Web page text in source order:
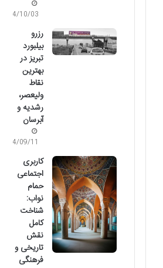
04/10/03
رزرو
بیلبورد
تبریز در
بهترین
نقاط
ولیعصر،
رشدیه و
آبرسان
04/09/11
کاربری
اجتماعی
حمام
نواب:
شناخت
کامل
نقش
تاریخی و
فرهنگی